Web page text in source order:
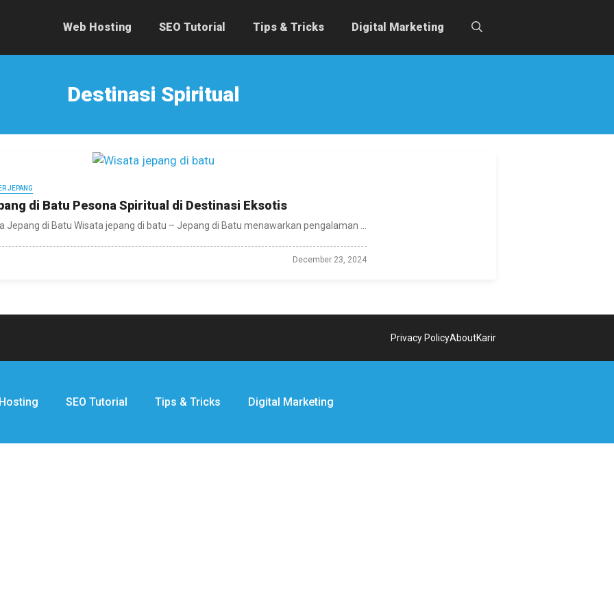
Web Hosting SEO Tutorial Tips & Tricks Digital Marketing
Destinasi Spiritual
JEPANG
di Batu Pesona Spiritual di Destinasi Eksotis
Jepang di Batu Wisata jepang di batu – Jepang di Batu menawarkan pengalaman ...
December 23, 2024
Privacy PolicyAboutKarir
SEO Tutorial Tips & Tricks Digital Marketing